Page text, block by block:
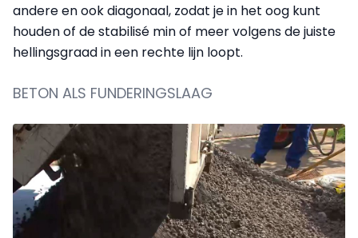
andere en ook diagonaal, zodat je in het oog kunt
houden of de stabilisé min of meer volgens de juiste
hellingsgraad in een rechte lijn loopt.
BETON ALS FUNDERINGSLAAG